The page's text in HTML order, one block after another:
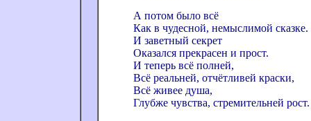
А потом было всё
Как в чудесной, немыслимой сказке.
И заветный секрет
Оказался прекрасен и прост.
И теперь всё полней,
Всё реальней, отчётливей краски,
Всё живее душа,
Глубже чувства, стремительней рост.